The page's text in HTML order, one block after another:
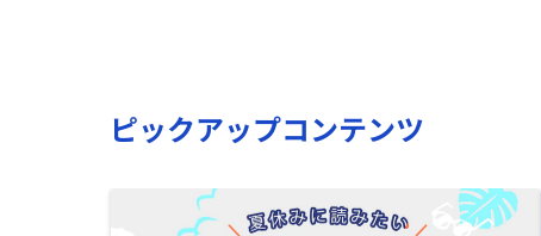
ピックアップコンテンツ